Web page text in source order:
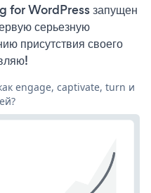
for WordPress запущен
серьезную
присутствия своего
engage, captivate, turn и